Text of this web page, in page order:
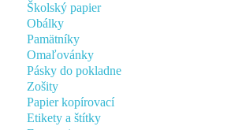
Školský papier
Obálky
Pamätníky
Omaľovánky
Pásky do pokladne
Zošity
Papier kopírovací
Etikety a štítky